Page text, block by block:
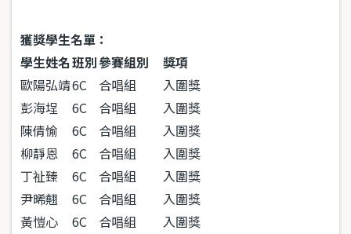
獲獎學生名單：
學生姓名班別參賽組別
獎項
歐陽弘靖6C 合唱組
入圍獎
彭海埕
6C 合唱組
入圍獎
陳倩愉
6C 合唱組
入圍獎
柳靜恩
6C 合唱組
入圍獎
丁祉臻
6C 合唱組
入圍獎
尹晞翹
6C 合唱組
入圍獎
黃愷心
6C 合唱組
入圍獎